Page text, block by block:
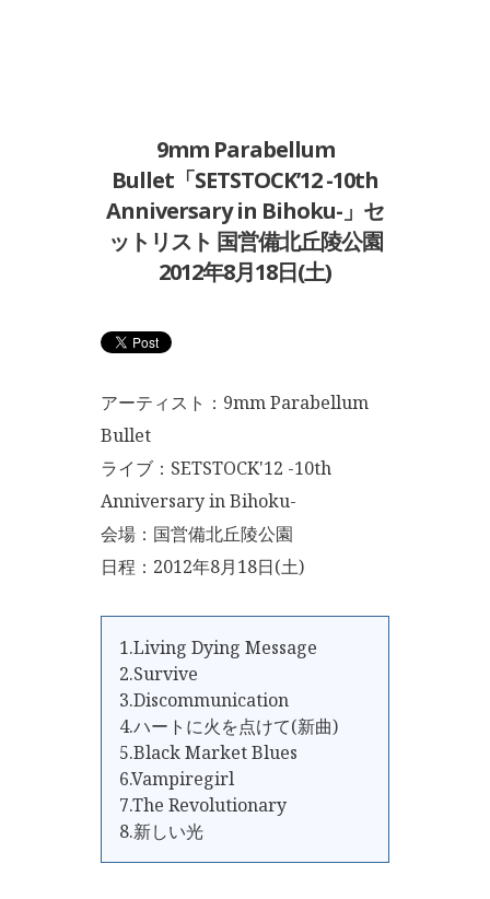
9mm Parabellum
Bullet「SETSTOCK’12 -10th
Anniversary in Bihoku-」セ
ットリスト 国営備北丘陵公園
2012年8月18日(土)
アーティスト：9mm Parabellum
Bullet
ライブ：SETSTOCK'12 -10th
Anniversary in Bihoku-
会場：国営備北丘陵公園
日程：2012年8月18日(土)
1.Living Dying Message
2.Survive
3.Discommunication
4.ハートに火を点けて(新曲)
5.Black Market Blues
6.Vampiregirl
7.The Revolutionary
8.新しい光